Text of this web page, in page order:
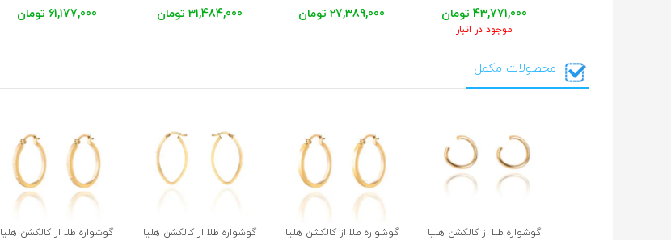
43,771,000 تومان
موجود در انبار
27,389,000 تومان 31,484,000 تومان 61,177,000 تومان
محصولات مکمل
گوشواره طلا از کالکشن هلیا
گوشواره طلا از کالکشن هلیا
گوشواره طلا از کالکشن هلیا
گوشواره طلا از کالکشن هلیا